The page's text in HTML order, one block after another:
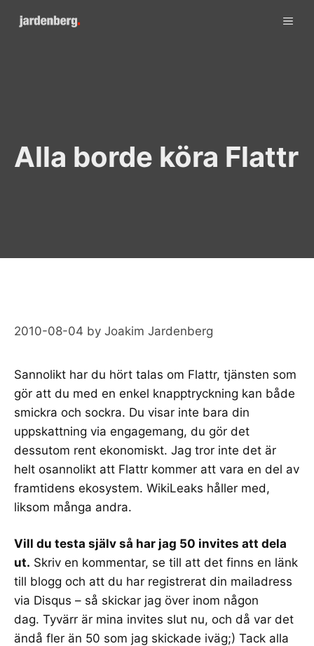
Alla borde köra Flattr
2010-08-04 by Joakim Jardenberg
Sannolikt har du hört talas om Flattr, tjänsten som
gör att du med en enkel knapptryckning kan både
smickra och sockra. Du visar inte bara din
uppskattning via engagemang, du gör det
dessutom rent ekonomiskt. Jag tror inte det är
helt osannolikt att Flattr kommer att vara en del av
framtidens ekosystem. WikiLeaks håller med,
liksom många andra.
Vill du testa själv så har jag 50 invites att dela
ut. Skriv en kommentar, se till att det finns en länk
till blogg och att du har registrerat din mailadress
via Disqus – så skickar jag över inom någon
dag. Tyvärr är mina invites slut nu, och då var det
ändå fler än 50 som jag skickade iväg;) Tack alla